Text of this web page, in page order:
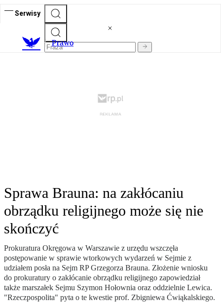
Serwisy
Prawo
Sprawa Brauna: na zakłócaniu
obrządku religijnego może się nie
skończyć
Prokuratura Okręgowa w Warszawie z urzędu wszczęła
postępowanie w sprawie wtorkowych wydarzeń w Sejmie z
udziałem posła na Sejm RP Grzegorza Brauna. Złożenie wniosku
do prokuratury o zakłócanie obrządku religijnego zapowiedział
także marszałek Sejmu Szymon Hołownia oraz oddzielnie Lewica.
"Rzeczpospolita" pyta o te kwestie prof. Zbigniewa Ćwiąkalskiego.